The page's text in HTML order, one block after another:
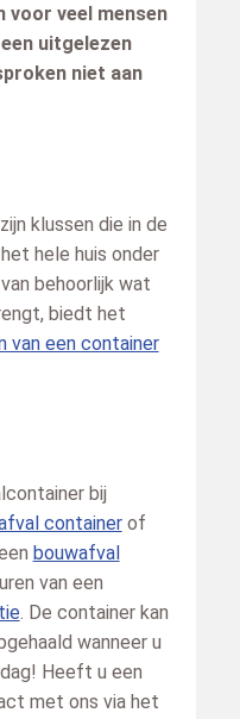
voor veel mensen
uitgelezen
niet aan
klussen die in de
hele huis onder
behoorlijk wat
biedt het
van een container
bij
containerof
bouwafval
van een
. De container kan
wanneer u
Heeft u een
met ons via het
goede
verrassingen
Ik [..]
Alles goe geregeld
Lees meer »